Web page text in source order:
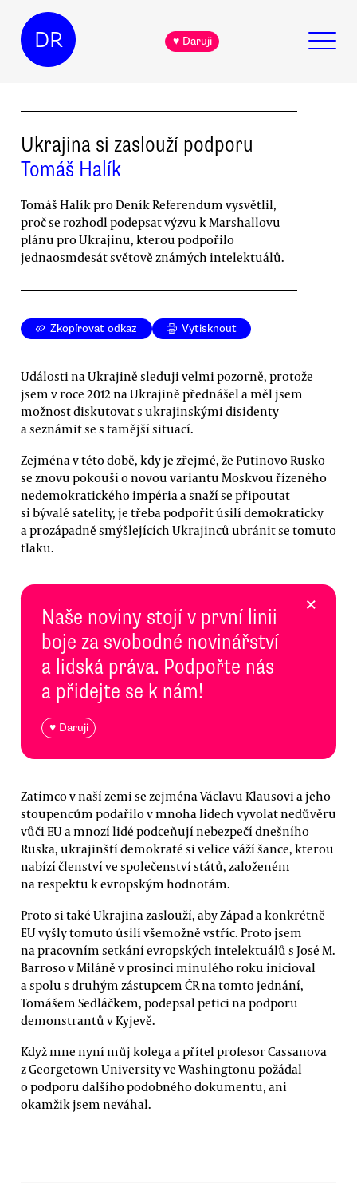
DR ♥ Daruji
Ukrajina si zaslouží podporu
Tomáš Halík
Tomáš Halík pro Deník Referendum vysvětlil,
proč se rozhodl podepsat výzvu k Marshallovu
plánu pro Ukrajinu, kterou podpořilo
jednaosmdesát světově známých intelektuálů.
Zkopírovat odkaz Vytisknout
Události na Ukrajině sleduji velmi pozorně, protože
jsem v roce 2012 na Ukrajině přednášel a měl jsem
možnost diskutovat s ukrajinskými disidenty
a seznámit se s tamější situací.
Zejména v této době, kdy je zřejmé, že Putinovo Rusko
se znovu pokouší o novou variantu Moskvou řízeného
nedemokratického impéria a snaží se připoutat
si bývalé satelity, je třeba podpořit úsilí demokraticky
a prozápadně smýšlejících Ukrajinců ubránit se tomuto
tlaku.
Naše noviny stojí v první linii
boje za svobodné novinářství
a lidská práva. Podpořte nás
a přidejte se k nám!
♥ Daruji
×
Zatímco v naší zemi se zejména Václavu Klausovi a jeho
stoupencům podařilo v mnoha lidech vyvolat nedůvěru
vůči EU a mnozí lidé podceňují nebezpečí dnešního
Ruska, ukrajinští demokraté si velice váží šance, kterou
nabízí členství ve společenství států, založeném
na respektu k evropským hodnotám.
Proto si také Ukrajina zaslouží, aby Západ a konkrétně
EU vyšly tomuto úsilí všemožně vstříc. Proto jsem
na pracovním setkání evropských intelektuálů s José M.
Barroso v Miláně v prosinci minulého roku inicioval
a spolu s druhým zástupcem ČR na tomto jednání,
Tomášem Sedláčkem, podepsal petici na podporu
demonstrantů v Kyjevě.
Když mne nyní můj kolega a přítel profesor Cassanova
z Georgetown University ve Washingtonu požádal
o podporu dalšího podobného dokumentu, ani
okamžik jsem neváhal.